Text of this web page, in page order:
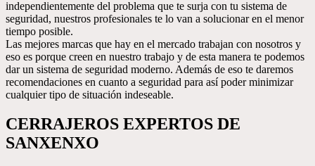
independientemente del problema que te surja con tu sistema de
seguridad, nuestros profesionales te lo van a solucionar en el menor
tiempo posible.
Las mejores marcas que hay en el mercado trabajan con nosotros y
eso es porque creen en nuestro trabajo y de esta manera te podemos
dar un sistema de seguridad moderno. Además de eso te daremos
recomendaciones en cuanto a seguridad para así poder minimizar
cualquier tipo de situación indeseable.
CERRAJEROS EXPERTOS DE
SANXENXO